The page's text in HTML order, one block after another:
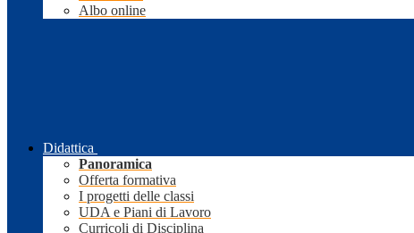
Albo online
Didattica
Panoramica
Offerta formativa
I progetti delle classi
UDA e Piani di Lavoro
Curricoli di Disciplina